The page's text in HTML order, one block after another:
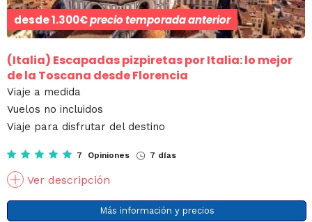
desde1.300€precio temporada anterior
(Italia) Escapadas pizpiretas por Italia: lo mejor
de la Toscana desde Florencia
Viaje a medida
Vuelos no incluidos
Viaje para disfrutar del destino
7 Opiniones 7 días
Ver descripción
Más información y precios